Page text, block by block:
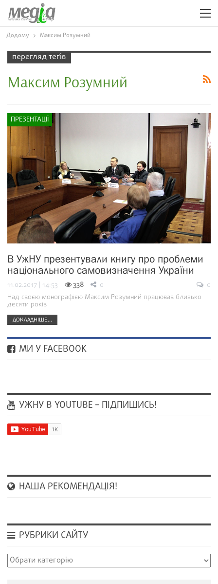
Додому Максим Розумний
перегляд теґів
Максим Розумний
ПРЕЗЕНТАЦІЇ
В УжНУ презентували книгу про проблеми
національного самовизначення України
11.02.2017 | 14:53 338 0
0
Над своєю монографією Максим Розумний працював близько
десяти років
ДОКЛАДНІШЕ...
МИ У FACEBOOK
УЖНУ В YOUTUBE – ПІДПИШИСЬ!
НАША РЕКОМЕНДАЦІЯ!
РУБРИКИ САЙТУ
Рубрики